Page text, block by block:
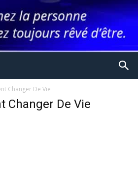
Changer De Vie
Changer De Vie